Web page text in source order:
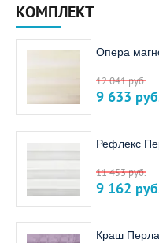
КОМПЛЕКТ
Опера
12 041руб.
9 633
Рефлекс
11 453руб.
9 162
Краш